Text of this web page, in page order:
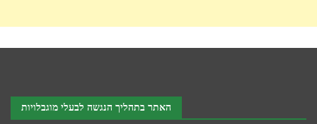
האתר בתהליך הנגשה לבעלי מוגבלויות